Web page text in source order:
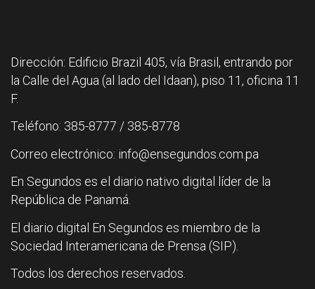
Dirección: Edificio Brazil 405, vía Brasil, entrando por
la Calle del Agua (al lado del Idaan), piso 11, oficina 11
F.
Teléfono: 385-8777 / 385-8778
Correo electrónico: info@ensegundos.com.pa
En Segundos es el diario nativo digital líder de la
República de Panamá.
El diario digital En Segundos es miembro de la
Sociedad Interamericana de Prensa (SIP).
Todos los derechos reservados.